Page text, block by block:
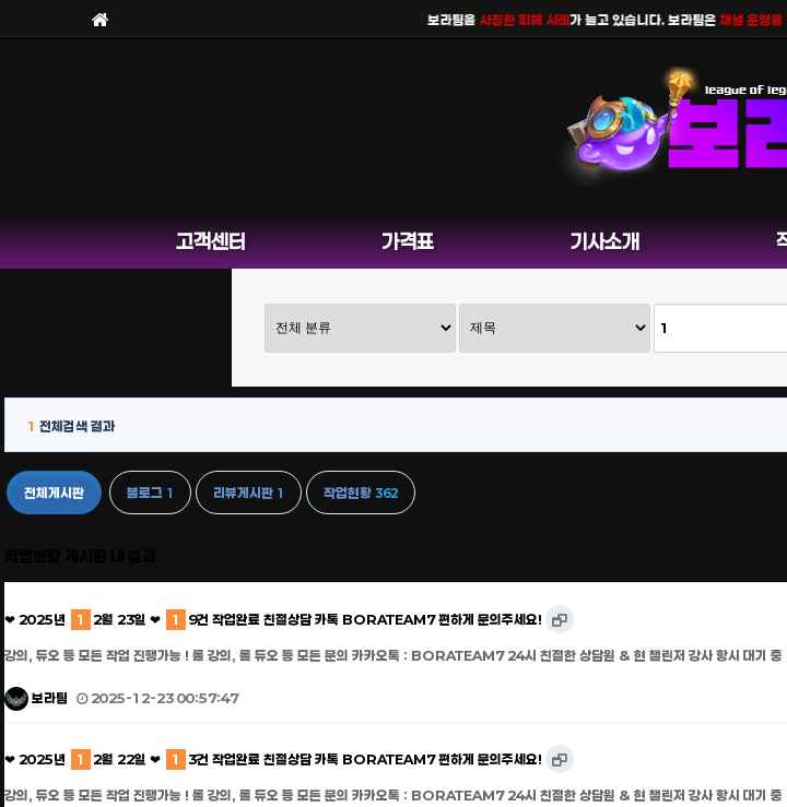
보라팀을사칭한 피해 사례 가 늘고 있습니다. 보라팀은채널 운영을 하
고객센터 가격표 기사소개
1 전체검색 결과
전체게시판 블로그 1 리뷰게시판 1 작업현황 362
❤ 2025년 1 2월 23일 ❤ 1 9건 작업완료 친절상담 카톡 BORATEAM7 편하게 문의주세요!
강의, 듀오 등 모든 작업 진행가능 ! 롤 강의, 롤 듀오 등 모든 문의 카카오톡 : BORATEAM7 24시 친절한 상담원 & 현 챌린저 강사 항시
보라팀 2025-12-23 00:57:47
❤ 2025년 1 2월 22일 ❤ 1 3건 작업완료 친절상담 카톡 BORATEAM7 편하게 문의주세요!
강의, 듀오 등 모든 작업 진행가능 ! 롤 강의, 롤 듀오 등 모든 문의 카카오톡 : BORATEAM7 24시 친절한 상담원 & 현 챌린저 강사 항시